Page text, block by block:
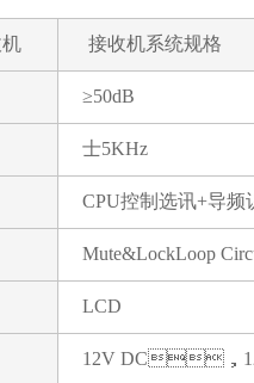
接收机系统规格
≥50dB
士5KHz
CPU控制选讯+导频
Mute&LockLoop
LCD
12V DC，